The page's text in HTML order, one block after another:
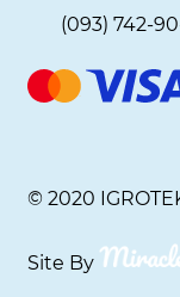
(093) 742-
© 2020
Site By